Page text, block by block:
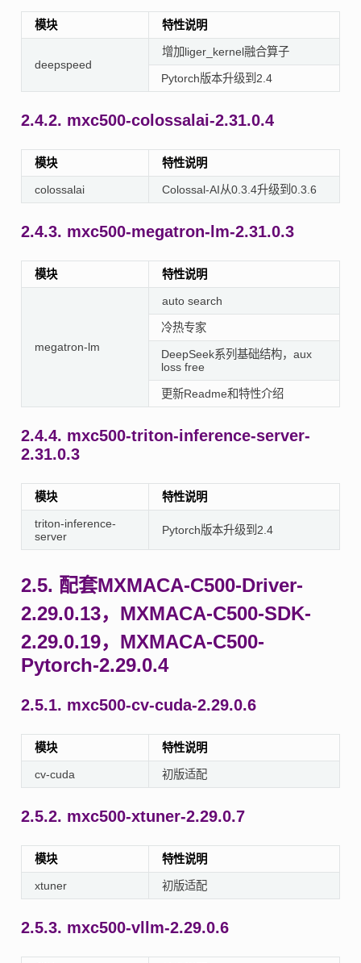
模块 特性说明
deepspeed
增加liger_kernel融合算子
Pytorch版本升级到2.4
2.4.2. mxc500-colossalai-2.31.0.4
模块 特性说明
colossalai Colossal-AI从0.3.4升级到0.3.6
2.4.3. mxc500-megatron-lm-2.31.0.3
模块 特性说明
megatron-lm
auto search
冷热专家
DeepSeek系列基础结构，aux
loss free
更新Readme和特性介绍
2.4.4. mxc500-triton-inference-server-
2.31.0.3
模块 特性说明
triton-inference-
server
Pytorch版本升级到2.4
2.5. 配套MXMACA-C500-Driver-
2.29.0.13，MXMACA-C500-SDK-
2.29.0.19，MXMACA-C500-
Pytorch-2.29.0.4
2.5.1. mxc500-cv-cuda-2.29.0.6
模块 特性说明
cv-cuda 初版适配
2.5.2. mxc500-xtuner-2.29.0.7
模块 特性说明
xtuner 初版适配
2.5.3. mxc500-vllm-2.29.0.6